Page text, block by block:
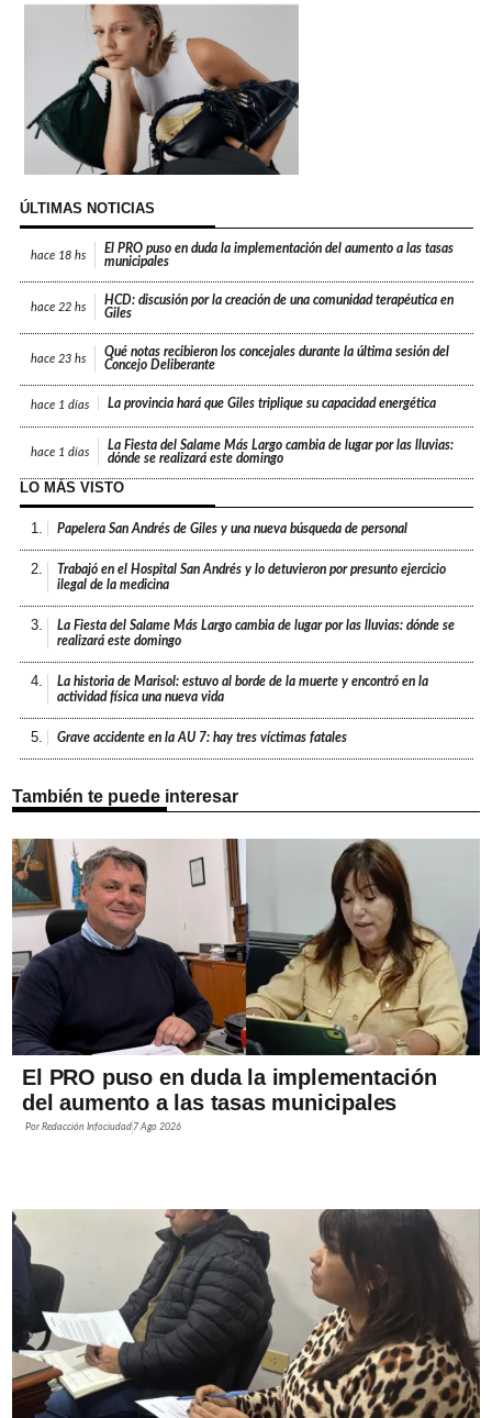
ÚLTIMAS NOTICIAS
hace 18 hs
El PRO puso en duda la implementación del aumento a las tasas
municipales
hace 22 hs
HCD: discusión por la creación de una comunidad terapéutica en
Giles
hace 23 hs
Qué notas recibieron los concejales durante la última sesión del
Concejo Deliberante
hace 1 días La provincia hará que Giles triplique su capacidad energética
hace 1 días
La Fiesta del Salame Más Largo cambia de lugar por las lluvias:
dónde se realizará este domingo
LO MÁS VISTO
1. Papelera San Andrés de Giles y una nueva búsqueda de personal
2.
Trabajó en el Hospital San Andrés y lo detuvieron por presunto ejercicio
ilegal de la medicina
3.
La Fiesta del Salame Más Largo cambia de lugar por las lluvias: dónde se
realizará este domingo
4.
La historia de Marisol: estuvo al borde de la muerte y encontró en la
actividad física una nueva vida
5. Grave accidente en la AU 7: hay tres víctimas fatales
También te puede interesar
El PRO puso en duda la implementación
del aumento a las tasas municipales
PorRedacción Infociudad 7 Ago 2026